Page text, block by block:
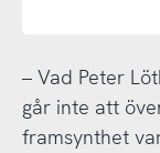
– Vad Peter
går inte att
framsynthet